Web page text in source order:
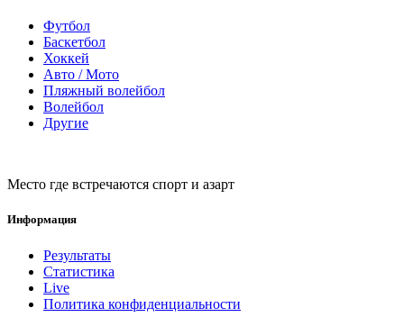
Футбол
Баскетбол
Хоккей
Авто / Мото
Пляжный волейбол
Волейбол
Другие
Место где встречаются спорт и азарт
Информация
Результаты
Статистика
Live
Политика конфиденциальности